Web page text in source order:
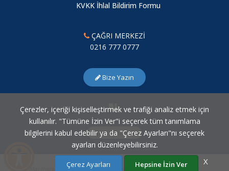
KVKK İhlal Bildirim Formu
ÇAĞRI MERKEZİ
0216 777 0777
Bize Yazın
Çerez Ayarları
Marmara Üniversitesi Bilgi İşlem Daire Başkanlığı © 2007 - 2026
Çerezler, içeriği kişiselleştirmek ve trafiği analiz etmek için
kullanılır. "Tümüne İzin Ver"i seçerek tüm tanımlama
bilgilerini kabul edebilir ya da "Çerez Ayarları"nı seçerek
ayarları düzenleyebilirsiniz.
Çerez Ayarları Hepsine İzin Ver X